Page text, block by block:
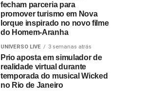
fecham parceria para
promover turismo em Nova
Iorque inspirado no novo filme
do Homem-Aranha
UNIVERSO LIVE 3 semanas atrás
Prio aposta em simulador de
realidade virtual durante
temporada do musical Wicked
no Rio de Janeiro